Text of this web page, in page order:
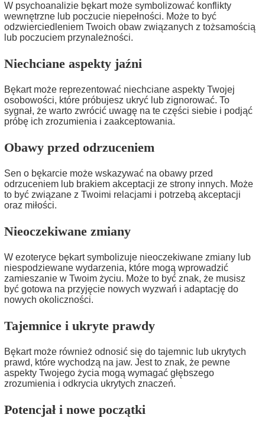
W psychoanalizie bękart może symbolizować konflikty
wewnętrzne lub poczucie niepełności. Może to być
odzwierciedleniem Twoich obaw związanych z tożsamością
lub poczuciem przynależności.
Niechciane aspekty jaźni
Bękart może reprezentować niechciane aspekty Twojej
osobowości, które próbujesz ukryć lub zignorować. To
sygnał, że warto zwrócić uwagę na te części siebie i podjąć
próbę ich zrozumienia i zaakceptowania.
Obawy przed odrzuceniem
Sen o bękarcie może wskazywać na obawy przed
odrzuceniem lub brakiem akceptacji ze strony innych. Może
to być związane z Twoimi relacjami i potrzebą akceptacji
oraz miłości.
Nieoczekiwane zmiany
W ezoteryce bękart symbolizuje nieoczekiwane zmiany lub
niespodziewane wydarzenia, które mogą wprowadzić
zamieszanie w Twoim życiu. Może to być znak, że musisz
być gotowa na przyjęcie nowych wyzwań i adaptację do
nowych okoliczności.
Tajemnice i ukryte prawdy
Bękart może również odnosić się do tajemnic lub ukrytych
prawd, które wychodzą na jaw. Jest to znak, że pewne
aspekty Twojego życia mogą wymagać głębszego
zrozumienia i odkrycia ukrytych znaczeń.
Potencjał i nowe początki